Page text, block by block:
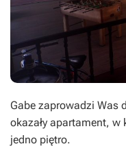
Gabe zaprowadzi Was
okazały apartament,
jedno piętro.